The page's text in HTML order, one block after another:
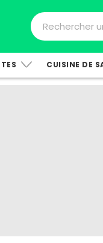
CUISINE DE